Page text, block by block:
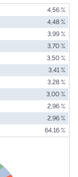
4,56 %
4,48 %
3,99 %
3,70 %
3,50 %
3,41 %
3,28 %
3,00 %
2,96 %
2,96 %
64,16 %